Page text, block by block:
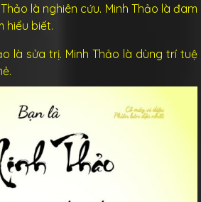
là nghiên cứu. Minh Thảo là đam
hiểu biết.
là sửa trị. Minh Thảo là dùng trí tuệ